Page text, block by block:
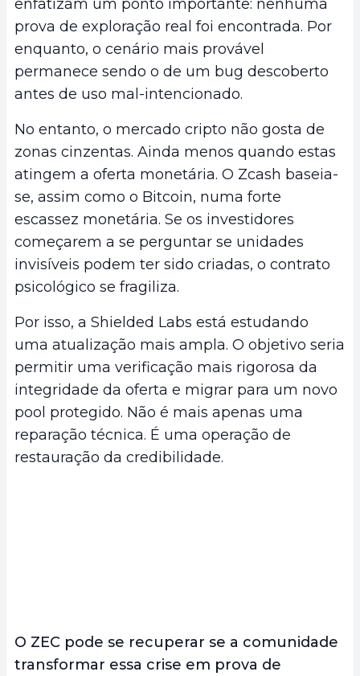
enfatizam um ponto importante: nenhuma
prova de exploração real foi encontrada. Por
enquanto, o cenário mais provável
permanece sendo o de um bug descoberto
antes de uso mal-intencionado.
No entanto, o mercado cripto não gosta de
zonas cinzentas. Ainda menos quando estas
atingem a oferta monetária. O Zcash baseia-
se, assim como o Bitcoin, numa forte
escassez monetária. Se os investidores
começarem a se perguntar se unidades
invisíveis podem ter sido criadas, o contrato
psicológico se fragiliza.
Por isso, a Shielded Labs está estudando
uma atualização mais ampla. O objetivo seria
permitir uma verificação mais rigorosa da
integridade da oferta e migrar para um novo
pool protegido. Não é mais apenas uma
reparação técnica. É uma operação de
restauração da credibilidade.
O ZEC pode se recuperar se a comunidade
transformar essa crise em prova de